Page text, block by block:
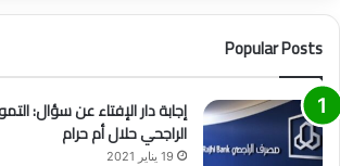
Popular Posts
إجابة دار الإفتاء عن سؤال:
الراجحي حلال أم حرام
19 يناير 2021